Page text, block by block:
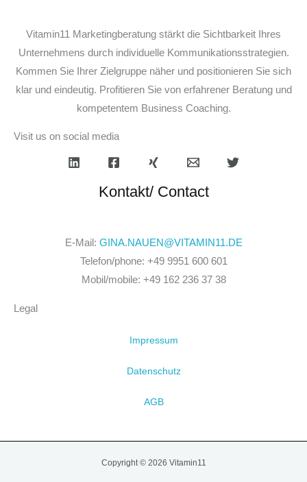
Vitamin11 Marketingberatung stärkt die Sichtbarkeit Ihres
Unternehmens durch individuelle Kommunikationsstrategien.
Kommen Sie Ihrer Zielgruppe näher und positionieren Sie sich
klar und eindeutig. Profitieren Sie von erfahrener Beratung und
kompetentem Business Coaching.
Visit us on social media
Kontakt/ Contact
E-Mail: GINA.NAUEN@VITAMIN11.DE
Telefon/phone: +49 9951 600 601
Mobil/mobile: +49 162 236 37 38
Legal
Impressum
Datenschutz
AGB
Copyright © 2026 Vitamin11